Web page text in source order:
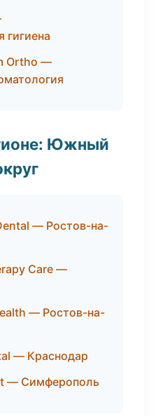
гигиена
Ortho —
Южный
— Ростов-на-
Care —
— Ростов-на-
— Краснодар
— Симферополь